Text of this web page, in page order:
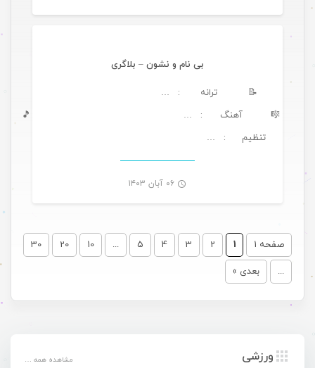
بی‌ نام و نشون – بلاگری
📝 ترانه : …
🎼 آهنگ : …
🎵
تنظیم
: …
۰۶ آبان ۱۴۰۳
صفحه 1 1
2
3
4
5
...
10
20
30
... بعدی »
ورزشی مشاهده همه …